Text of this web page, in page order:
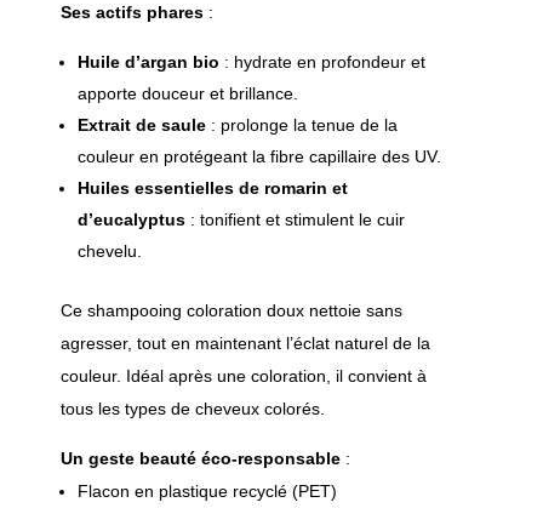
Ses actifs phares:
Huile d’argan bio : hydrate en profondeur et
apporte douceur et brillance.
Extrait de saule: prolonge la tenue de la
couleur en protégeant la fibre capillaire des UV.
Huiles essentielles de romarin et
d’eucalyptus: tonifient et stimulent le cuir
chevelu.
Ce shampooing coloration doux nettoie sans
agresser, tout en maintenant l’éclat naturel de la
couleur. Idéal après une coloration, il convient à
tous les types de cheveux colorés.
Un geste beauté éco-responsable:
Flacon en plastique recyclé (PET)